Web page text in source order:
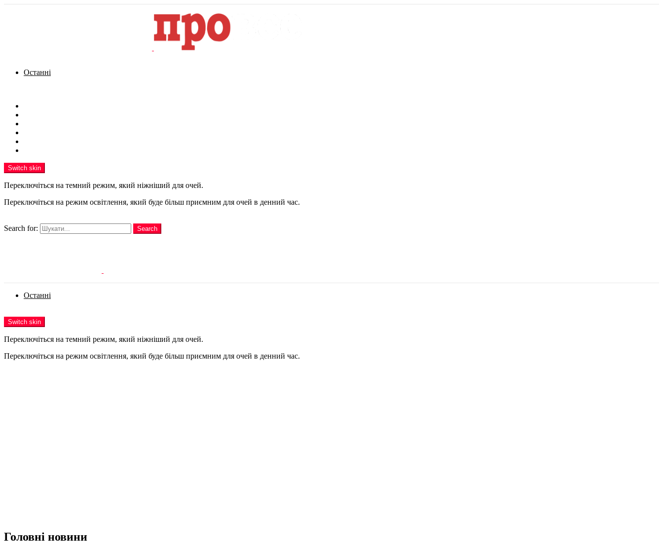
Останні
Switch skin
Переключіться на темний режим, який ніжніший для очей.
Переключіться на режим освітлення, який буде більш приємним для очей в денний час.
Search for:
Search
Останні
Switch skin
Переключіться на темний режим, який ніжніший для очей.
Переключіться на режим освітлення, який буде більш приємним для очей в денний час.
Головні новини